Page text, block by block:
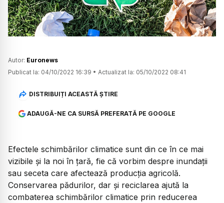
Autor: Euronews
Publicat la: 04/10/2022 16:39 • Actualizat la: 05/10/2022 08:41
DISTRIBUIȚI ACEASTĂ ȘTIRE
ADAUGĂ-NE CA SURSĂ PREFERATĂ PE GOOGLE
Efectele schimbărilor climatice sunt din ce în ce mai
vizibile și la noi în țară, fie că vorbim despre inundații
sau seceta care afectează producția agricolă.
Conservarea pădurilor, dar și reciclarea ajută la
combaterea schimbărilor climatice prin reducerea